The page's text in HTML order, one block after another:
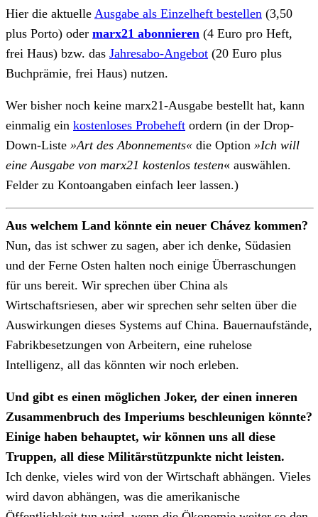
Hier die aktuelle Ausgabe als Einzelheft bestellen (3,50
plus Porto) oder marx21 abonnieren (4 Euro pro Heft,
frei Haus) bzw. das Jahresabo-Angebot (20 Euro plus
Buchprämie, frei Haus) nutzen.
Wer bisher noch keine marx21-Ausgabe bestellt hat, kann
einmalig ein kostenloses Probeheft ordern (in der Drop-
Down-Liste »Art des Abonnements« die Option »Ich will
eine Ausgabe von marx21 kostenlos testen« auswählen.
Felder zu Kontoangaben einfach leer lassen.)
Aus welchem Land könnte ein neuer Chávez kommen?
Nun, das ist schwer zu sagen, aber ich denke, Südasien
und der Ferne Osten halten noch einige Überraschungen
für uns bereit. Wir sprechen über China als
Wirtschaftsriesen, aber wir sprechen sehr selten über die
Auswirkungen dieses Systems auf China. Bauernaufstände,
Fabrikbesetzungen von Arbeitern, eine ruhelose
Intelligenz, all das könnten wir noch erleben.
Und gibt es einen möglichen Joker, der einen inneren
Zusammenbruch des Imperiums beschleunigen könnte?
Einige haben behauptet, wir können uns all diese
Truppen, all diese Militärstützpunkte nicht leisten.
Ich denke, vieles wird von der Wirtschaft abhängen. Vieles
wird davon abhängen, was die amerikanische